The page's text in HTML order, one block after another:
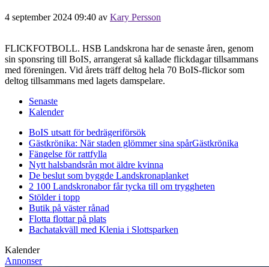
4 september 2024 09:40 av Kary Persson
FLICKFOTBOLL. HSB Landskrona har de senaste åren, genom
sin sponsring till BoIS, arrangerat så kallade flickdagar tillsammans
med föreningen. Vid årets träff deltog hela 70 BoIS-flickor som
deltog tillsammans med lagets damspelare.
Senaste
Kalender
BoIS utsatt för bedrägeriförsök
Gästkrönika: När staden glömmer sina spårGästkrönika
Fängelse för rattfylla
Nytt halsbandsrån mot äldre kvinna
De beslut som byggde Landskronaplanket
2 100 Landskronabor får tycka till om tryggheten
Stölder i topp
Butik på väster rånad
Flotta flottar på plats
Bachatakväll med Klenia i Slottsparken
Kalender
Annonser